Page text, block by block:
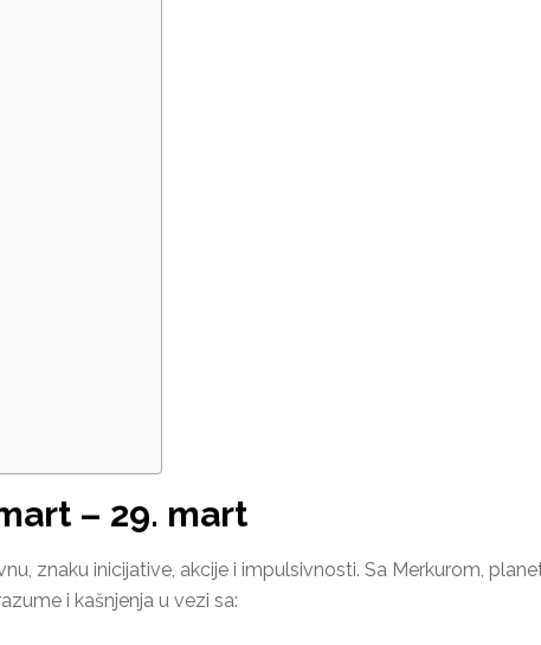
– 29. mart
znaku inicijative, akcije i impulsivnosti. Sa Merkurom,
i kašnjenja u vezi sa: